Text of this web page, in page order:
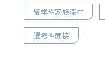
留学や家族滞在
選考や面接